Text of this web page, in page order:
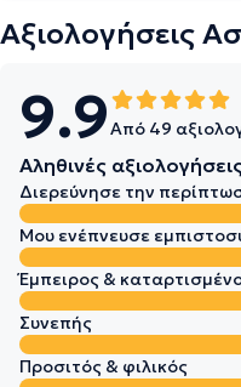
Αξιολογήσεις
9.9Από 49
Αληθινές
Διερεύνησε την
Μου ενέπνευσε
Έμπειρος &
Συνεπής
Προσιτός & φιλικός